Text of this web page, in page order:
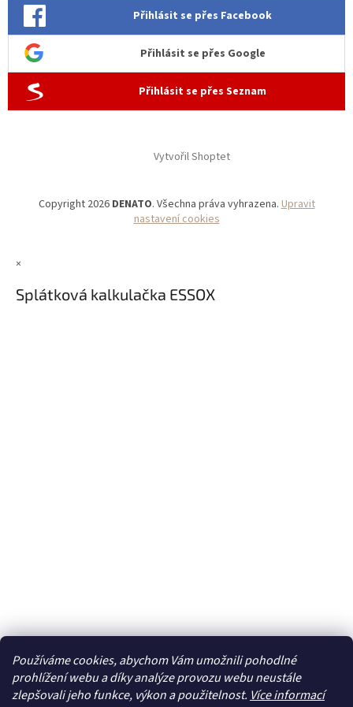
Používáme cookies, abychom Vám umožnili pohodlné
prohlížení webu a díky analýze provozu webu neustále
zlepšovali jeho funkce, výkon a použitelnost. Více informací
Přihlásit se přes Facebook
Přihlásit se přes Google
Přihlásit se přes Seznam
Vytvořil Shoptet
Copyright 2026 DENATO. Všechna práva vyhrazena.Upravit
nastavení cookies
×
Splátková kalkulačka ESSOX